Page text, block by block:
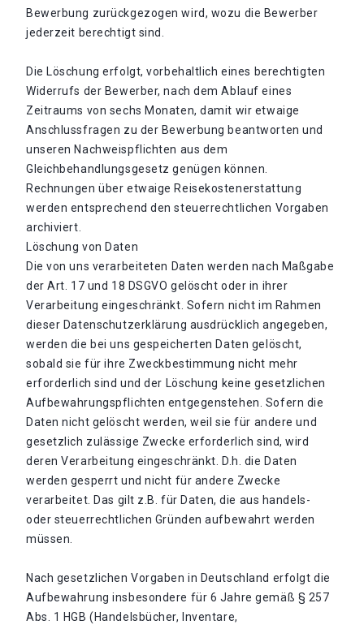
Bewerbung zurückgezogen wird, wozu die Bewerber
jederzeit berechtigt sind.
Die Löschung erfolgt, vorbehaltlich eines berechtigten
Widerrufs der Bewerber, nach dem Ablauf eines
Zeitraums von sechs Monaten, damit wir etwaige
Anschlussfragen zu der Bewerbung beantworten und
unseren Nachweispflichten aus dem
Gleichbehandlungsgesetz genügen können.
Rechnungen über etwaige Reisekostenerstattung
werden entsprechend den steuerrechtlichen Vorgaben
archiviert.
Löschung von Daten
Die von uns verarbeiteten Daten werden nach Maßgabe
der Art. 17 und 18 DSGVO gelöscht oder in ihrer
Verarbeitung eingeschränkt. Sofern nicht im Rahmen
dieser Datenschutzerklärung ausdrücklich angegeben,
werden die bei uns gespeicherten Daten gelöscht,
sobald sie für ihre Zweckbestimmung nicht mehr
erforderlich sind und der Löschung keine gesetzlichen
Aufbewahrungspflichten entgegenstehen. Sofern die
Daten nicht gelöscht werden, weil sie für andere und
gesetzlich zulässige Zwecke erforderlich sind, wird
deren Verarbeitung eingeschränkt. D.h. die Daten
werden gesperrt und nicht für andere Zwecke
verarbeitet. Das gilt z.B. für Daten, die aus handels-
oder steuerrechtlichen Gründen aufbewahrt werden
müssen.
Nach gesetzlichen Vorgaben in Deutschland erfolgt die
Aufbewahrung insbesondere für 6 Jahre gemäß § 257
Abs. 1 HGB (Handelsbücher, Inventare,